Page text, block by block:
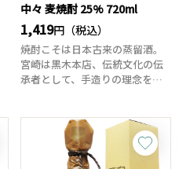
中々 麦焼酎 25% 720ml
1,419円（税込）
焼酎こそは日本古来の蒸留酒。
宮崎は黒木本店、伝統文化の伝
承者として、手造りの理念を徹